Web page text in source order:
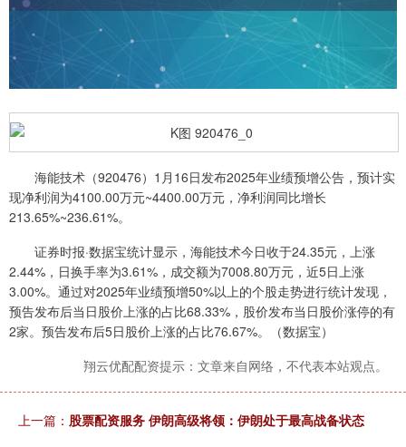
海能技术（920476）1月16日发布2025年业绩预增公告，预计实
现净利润为4100.00万元~4400.00万元，净利润同比增长
213.65%~236.61%。
证券时报·数据宝统计显示，海能技术今日收于24.35元，上涨
2.44%，日换手率为3.61%，成交额为7008.80万元，近5日上涨
3.00%。通过对2025年业绩预增50%以上的个股走势进行统计发现，
预告发布后当日股价上涨的占比68.33%，股价发布当日股价涨停的有
2家。预告发布后5日股价上涨的占比76.67%。（数据宝）
翔云优配配资提示：文章来自网络，不代表本站观点。
上一篇： 股票配资服务 伊朗高级将领：伊朗处于最高战备状态